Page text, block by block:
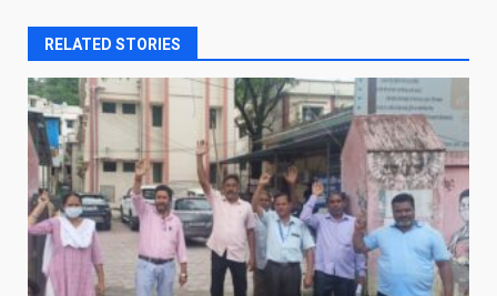
RELATED STORIES